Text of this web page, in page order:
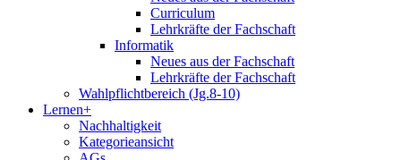
Curriculum
Lehrkräfte der Fachschaft
Informatik
Neues aus der Fachschaft
Lehrkräfte der Fachschaft
Wahlpflichtbereich (Jg.8-10)
Lernen+
Nachhaltigkeit
Kategorieansicht